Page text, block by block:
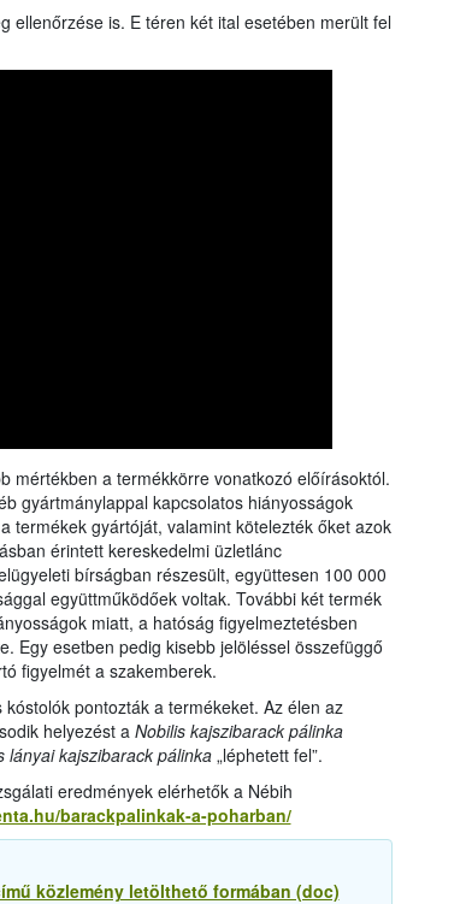
ellenőrzése is. E téren két ital esetében merült fel
mértékben a termékkörre vonatkozó előírásoktól.
gyártmánylappal kapcsolatos hiányosságok
termékek gyártóját, valamint kötelezték őket azok
érintett kereskedelmi üzletlánc
bírságban részesült, együttesen 100 000
együttműködőek voltak. További két termék
miatt, a hatóság figyelmeztetésben
Egy esetben pedig kisebb jelöléssel összefüggő
figyelmét a szakemberek.
pontozták a termékeket. Az élen az
helyezést a Nobilis kajszibarack pálinka
lányai kajszibarack pálinka„léphetett fel”.
eredmények elérhetők a Nébih
barackpalinkak-a-poharban/
közlemény letölthető formában (doc)